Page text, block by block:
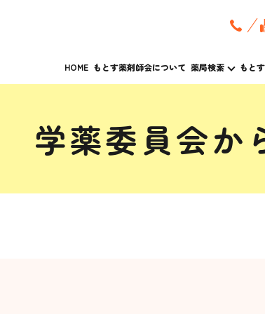
HOME もとす薬剤師会について 薬局検索 もと
学薬委員会か